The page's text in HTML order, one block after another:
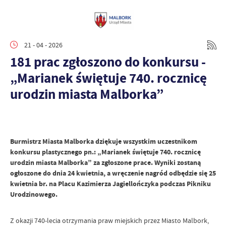
21 - 04 - 2026
181 prac zgłoszono do konkursu -
„Marianek świętuje 740. rocznicę
urodzin miasta Malborka”
Burmistrz Miasta Malborka dziękuje wszystkim uczestnikom
konkursu plastycznego pn.: „Marianek świętuje 740. rocznicę
urodzin miasta Malborka” za zgłoszone prace. Wyniki zostaną
ogłoszone do dnia 24 kwietnia, a wręczenie nagród odbędzie się 25
kwietnia br. na Placu Kazimierza Jagiellończyka podczas Pikniku
Urodzinowego.
Z okazji 740-lecia otrzymania praw miejskich przez Miasto Malbork,